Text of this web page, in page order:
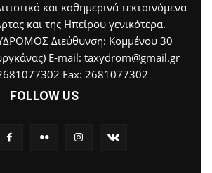
και καθημερινά τεκταινόμενα
και της Ηπείρου γενικότερα.
Διεύθυνση: Κομμένου 30
E-mail: taxydrom@gmail.gr
Fax: 2681077302
FOLLOW US